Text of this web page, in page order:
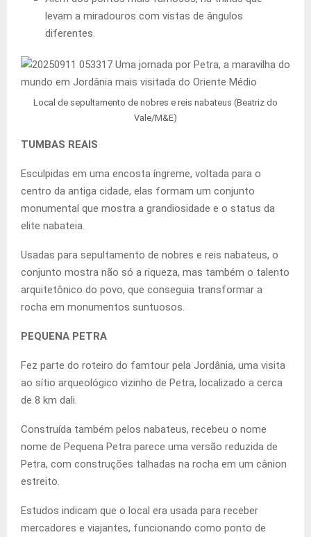
levam a miradouros com vistas de ângulos
diferentes.
Local de sepultamento de nobres e reis nabateus (Beatriz do
Vale/M&E)
TUMBAS REAIS
Esculpidas em uma encosta íngreme, voltada para o
centro da antiga cidade, elas formam um conjunto
monumental que mostra a grandiosidade e o status da
elite nabateia.
Usadas para sepultamento de nobres e reis nabateus, o
conjunto mostra não só a riqueza, mas também o talento
arquitetônico do povo, que conseguia transformar a
rocha em monumentos suntuosos.
PEQUENA PETRA
Fez parte do roteiro do famtour pela Jordânia, uma visita
ao sítio arqueológico vizinho de Petra, localizado a cerca
de 8 km dali.
Construída também pelos nabateus, recebeu o nome
nome de Pequena Petra parece uma versão reduzida de
Petra, com construções talhadas na rocha em um cânion
estreito.
Estudos indicam que o local era usada para receber
mercadores e viajantes, funcionando como ponto de